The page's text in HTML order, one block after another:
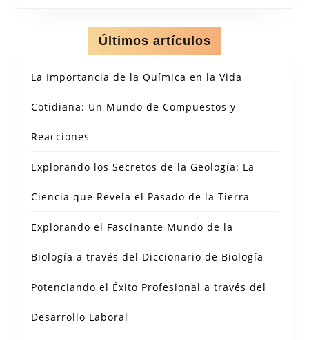
Últimos artículos
La Importancia de la Química en la Vida
Cotidiana: Un Mundo de Compuestos y
Reacciones
Explorando los Secretos de la Geología: La
Ciencia que Revela el Pasado de la Tierra
Explorando el Fascinante Mundo de la
Biología a través del Diccionario de Biología
Potenciando el Éxito Profesional a través del
Desarrollo Laboral